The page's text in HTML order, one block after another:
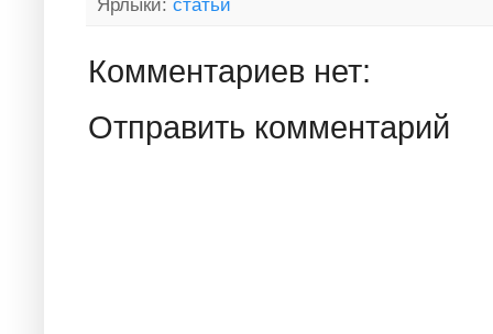
Комментариев нет:
Отправить комментарий